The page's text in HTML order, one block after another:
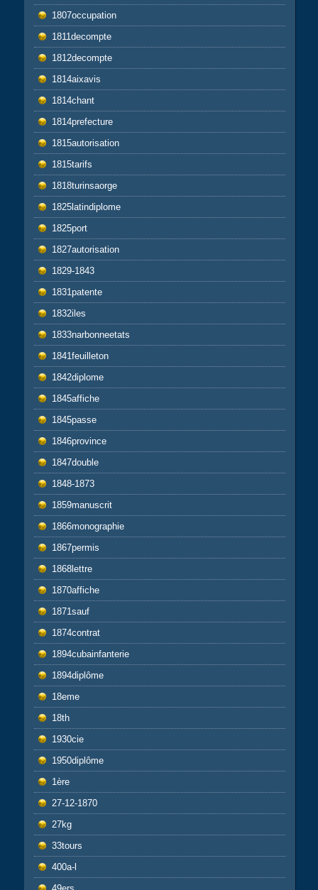
1807occupation
1811decompte
1812decompte
1814aixavis
1814chant
1814prefecture
1815autorisation
1815tarifs
1818turinsaorge
1825latindiplome
1825port
1827autorisation
1829-1843
1831patente
1832iles
1833narbonneetats
1841feuilleton
1842diplome
1845affiche
1845passe
1846province
1847double
1848-1873
1859manuscrit
1866monographie
1867permis
1868lettre
1870affiche
1871sauf
1874contrat
1894cubainfanterie
1894diplôme
18eme
18th
1930cie
1950diplôme
1ère
27-12-1870
27kg
33tours
400a-l
49ers